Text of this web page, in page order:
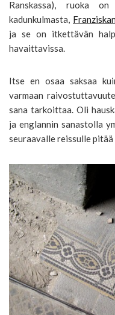
Ranskassa), ruoka
kadunkulmasta,
ja se on itkettävän
havaittavissa.
Itse en osaa saksaa
varmaan
sana tarkoittaa. Oli
ja englannin sanastolla
seuraavalle reissulle pitää